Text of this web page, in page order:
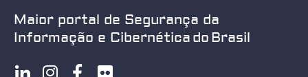
Maior portal de Segurança da
Informação e Cibernética do Brasil